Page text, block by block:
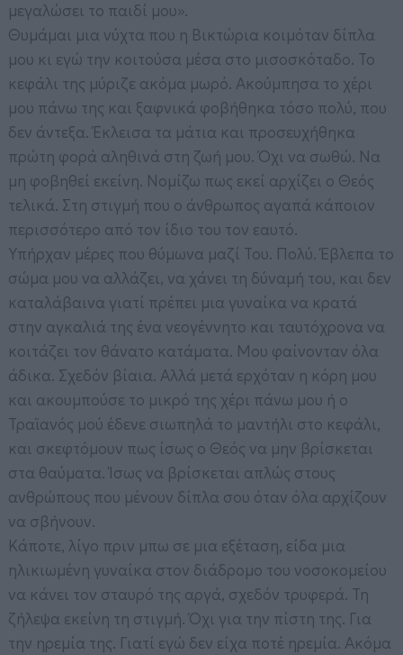
μεγαλώσει το παιδί μου».
Θυμάμαι μια νύχτα που η Βικτώρια κοιμόταν δίπλα
μου κι εγώ την κοιτούσα μέσα στο μισοσκόταδο. Το
κεφάλι της μύριζε ακόμα μωρό. Ακούμπησα το χέρι
μου πάνω της και ξαφνικά φοβήθηκα τόσο πολύ, που
δεν άντεξα. Έκλεισα τα μάτια και προσευχήθηκα
πρώτη φορά αληθινά στη ζωή μου. Όχι να σωθώ. Να
μη φοβηθεί εκείνη. Νομίζω πως εκεί αρχίζει ο Θεός
τελικά. Στη στιγμή που ο άνθρωπος αγαπά κάποιον
περισσότερο από τον ίδιο του τον εαυτό.
Υπήρχαν μέρες που θύμωνα μαζί Του. Πολύ. Έβλεπα το
σώμα μου να αλλάζει, να χάνει τη δύναμή του, και δεν
καταλάβαινα γιατί πρέπει μια γυναίκα να κρατά
στην αγκαλιά της ένα νεογέννητο και ταυτόχρονα να
κοιτάζει τον θάνατο κατάματα. Μου φαίνονταν όλα
άδικα. Σχεδόν βίαια. Αλλά μετά ερχόταν η κόρη μου
και ακουμπούσε το μικρό της χέρι πάνω μου ή ο
Τραϊανός μού έδενε σιωπηλά το μαντήλι στο κεφάλι,
και σκεφτόμουν πως ίσως ο Θεός να μην βρίσκεται
στα θαύματα. Ίσως να βρίσκεται απλώς στους
ανθρώπους που μένουν δίπλα σου όταν όλα αρχίζουν
να σβήνουν.
Κάποτε, λίγο πριν μπω σε μια εξέταση, είδα μια
ηλικιωμένη γυναίκα στον διάδρομο του νοσοκομείου
να κάνει τον σταυρό της αργά, σχεδόν τρυφερά. Τη
ζήλεψα εκείνη τη στιγμή. Όχι για την πίστη της. Για
την ηρεμία της. Γιατί εγώ δεν είχα ποτέ ηρεμία. Ακόμα